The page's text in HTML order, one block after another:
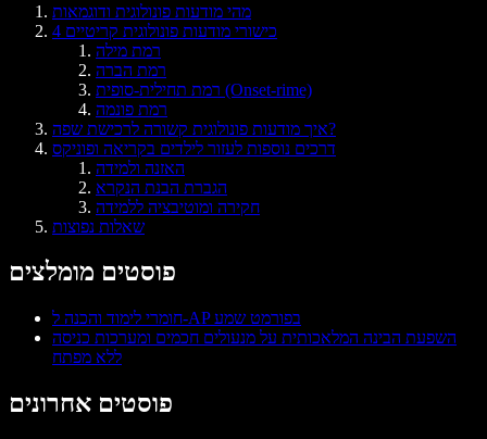
מהי מודעות פונולוגית ודוגמאות
4 כישורי מודעות פונולוגית קריטיים
רמת מילה
רמת הברה
רמת תחילית-סופית (Onset-rime)
רמת פונמה
איך מודעות פונולוגית קשורה לרכישת שפה?
דרכים נוספות לעזור לילדים בקריאה ופוניקס
האזנה ולמידה
הגברת הבנת הנקרא
חקירה ומוטיבציה ללמידה
שאלות נפוצות
פוסטים מומלצים
חומרי לימוד והכנה ל‑AP בפורמט שמע
השפעת הבינה המלאכותית על מנעולים חכמים ומערכות כניסה
ללא מפתח
פוסטים אחרונים